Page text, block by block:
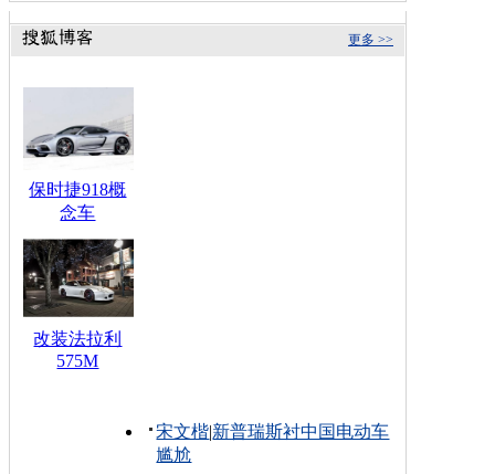
更多 >>
保时捷918概
念车
改装法拉利
575M
宋文楷|新普瑞斯衬中国电动车
尴尬